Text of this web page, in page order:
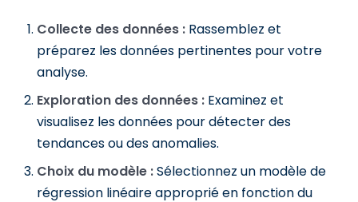
Collecte des données : Rassemblez et
préparez les données pertinentes pour votre
analyse.
Exploration des données : Examinez et
visualisez les données pour détecter des
tendances ou des anomalies.
Choix du modèle :Sélectionnez un modèle de
régression linéaire approprié en fonction du